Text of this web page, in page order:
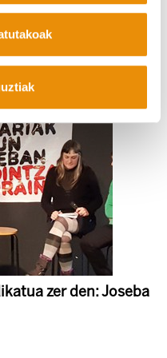
emozionalak
zer den: Joseba